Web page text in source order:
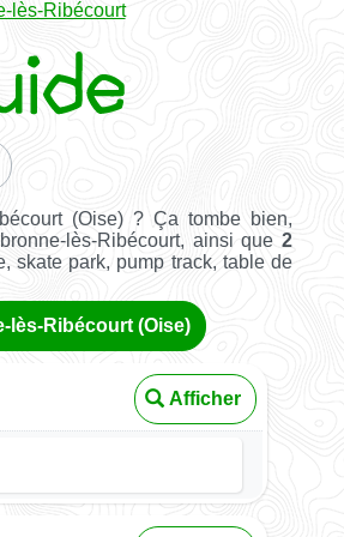
lès-Ribécourt
(Oise) ? Ça tombe bien,
lès-Ribécourt, ainsi que2
skate park, pump track, table de
lès-Ribécourt (Oise)
Afficher